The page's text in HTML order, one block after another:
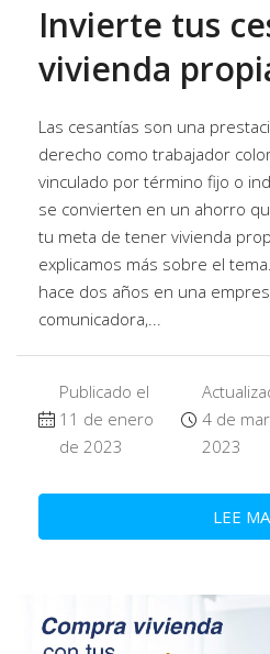
Invierte tus
vivienda
Las cesantías son una
derecho como trabajador
vinculado por término fijo o
se convierten en un ahorro
tu meta de tener vivienda
explicamos más sobre el
hace dos años en una
comunicadora,...
Publicado el
11 de enero
de 2023
4 de
2023
LEE